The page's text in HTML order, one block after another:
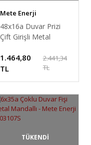
Mete Enerji
48x16a Duvar Prizi
Çift Girişli Metal
Mete Enerji -
403087S
1.464,80
TL
2.441,34
TL
TÜKENDİ